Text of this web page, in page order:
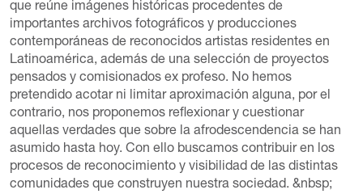
que reúne imágenes históricas procedentes de
importantes archivos fotográficos y producciones
contemporáneas de reconocidos artistas residentes en
Latinoamérica, además de una selección de proyectos
pensados y comisionados ex profeso. No hemos
pretendido acotar ni limitar aproximación alguna, por el
contrario, nos proponemos reflexionar y cuestionar
aquellas verdades que sobre la afrodescendencia se han
asumido hasta hoy. Con ello buscamos contribuir en los
procesos de reconocimiento y visibilidad de las distintas
comunidades que construyen nuestra sociedad. &nbsp;